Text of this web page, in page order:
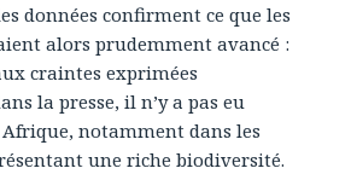
données confirment ce que les
alors prudemment avancé :
craintes exprimées
la presse, il n’y a pas eu
Afrique, notamment dans les
une riche biodiversité.